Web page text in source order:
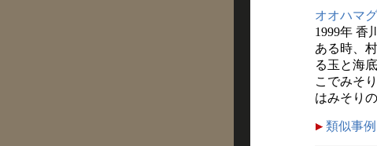
オオハマ
1999年 香
ある時、
る玉と海
こでみそ
はみそり
類似事例